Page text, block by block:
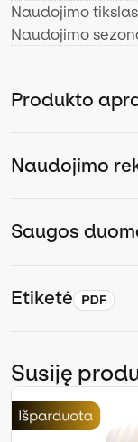
Naudojimo tikslas
Naudojimo
Produkto
Naudojimo
Saugos
Etiketė
Susiję